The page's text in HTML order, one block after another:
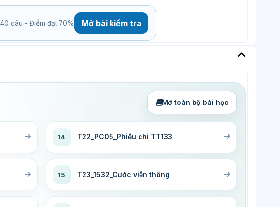
40 câu - Điểm đạt 70% Mở bài kiểm tra
Mở toàn bộ bài học
14 T22_PC05_Phiếu chi TT133
15 T23_1532_Cước viễn thông